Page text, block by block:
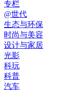
专栏
@世代
生态与环保
时尚与美容
设计与家居
光影
科玩
科普
汽车